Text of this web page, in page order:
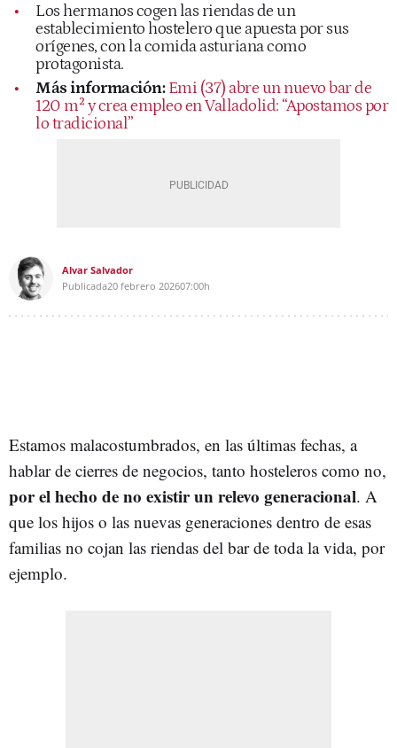
Los hermanos cogen las riendas de un
establecimiento hostelero que apuesta por sus
orígenes, con la comida asturiana como
protagonista.
Más información:Emi (37) abre un nuevo bar de
120 m² y crea empleo en Valladolid: “Apostamos por
lo tradicional”
Alvar Salvador
Publicada20 febrero 202607:00h
Estamos malacostumbrados, en las últimas fechas, a
hablar de cierres de negocios, tanto hosteleros como no,
por el hecho de no existir un relevo generacional. A
que los hijos o las nuevas generaciones dentro de esas
familias no cojan las riendas del bar de toda la vida, por
ejemplo.